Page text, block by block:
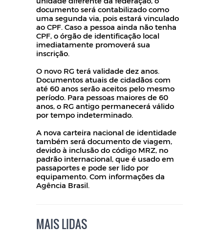
documento será contabilizado como
uma segunda via, pois estará vinculado
ao CPF. Caso a pessoa ainda não tenha
CPF, o órgão de identificação local
imediatamente promoverá sua
inscrição.
O novo RG terá validade dez anos.
Documentos atuais de cidadãos com
até 60 anos serão aceitos pelo mesmo
período. Para pessoas maiores de 60
anos, o RG antigo permanecerá válido
por tempo indeterminado.
A nova carteira nacional de identidade
também será documento de viagem,
devido à inclusão do código MRZ, no
padrão internacional, que é usado em
passaportes e pode ser lido por
equipamento. Com informações da
Agência Brasil.
MAIS LIDAS